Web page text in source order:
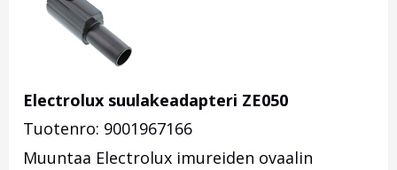
Electrolux suulakeadapteri ZE050
Tuotenro: 9001967166
Muuntaa Electrolux imureiden ovaalin